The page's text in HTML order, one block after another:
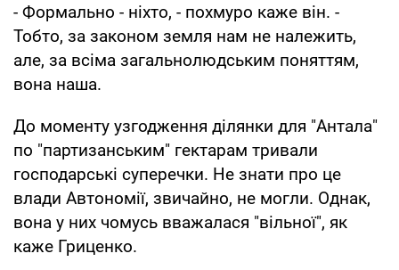
- Формально - ніхто, - похмуро каже він. -
Тобто, за законом земля нам не належить,
але, за всіма загальнолюдським поняттям,
вона наша.
До моменту узгодження ділянки для "Антала"
по "партизанським" гектарам тривали
господарські суперечки. Не знати про це
влади Автономії, звичайно, не могли. Однак,
вона у них чомусь вважалася "вільної", як
каже Гриценко.